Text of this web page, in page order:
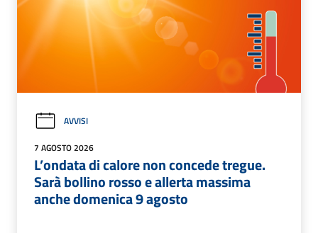
AVVISI
7 AGOSTO 2026
L’ondata di calore non concede tregue.
Sarà bollino rosso e allerta massima
anche domenica 9 agosto